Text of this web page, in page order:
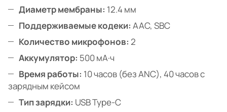
Диаметр мембраны: 12.4 мм
Поддерживаемые кодеки: AAC, SBC
Количество микрофонов: 2
Аккумулятор: 500 мА·ч
Время работы: 10 часов (без ANC), 40 часов с
зарядным кейсом
Тип зарядки: USB Type-C